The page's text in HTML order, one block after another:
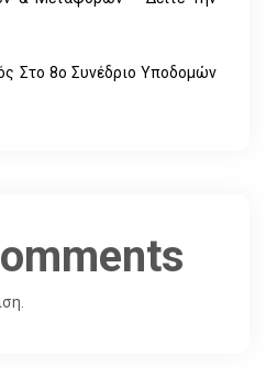
Στο 8ο Συνέδριο Υποδομών